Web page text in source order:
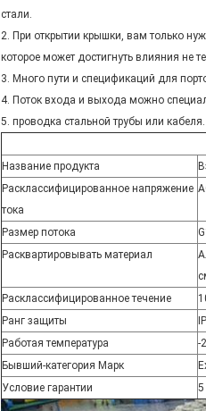
стали.
2. При открытии крышки, вам только
которое может достигнуть влияния не
3. Много пути и спецификаций для
4. Поток входа и выхода можно
5. проводка стальной трубы или кабеля.
Название продукта
Расклассифицированное напряжение
тока
Размер потока
Расквартировывать материал
Расклассифицированное течение
Ранг защиты
Работая температура
-
Бывший-категория Марк
Условие гарантии
5